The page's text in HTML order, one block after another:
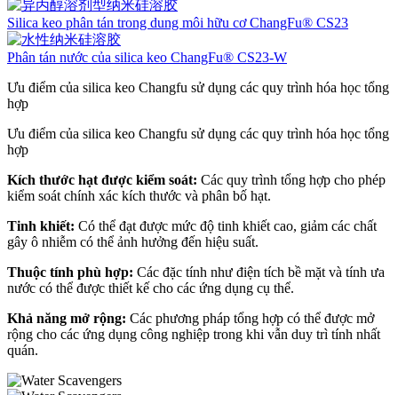
Silica keo phân tán trong dung môi hữu cơ ChangFu® CS23
Phân tán nước của silica keo ChangFu® CS23-W
Ưu điểm của silica keo Changfu sử dụng các quy trình hóa học tổng
hợp
Ưu điểm của silica keo Changfu sử dụng các quy trình hóa học tổng
hợp
Kích thước hạt được kiểm soát: Các quy trình tổng hợp cho phép
kiểm soát chính xác kích thước và phân bố hạt.
Tinh khiết: Có thể đạt được mức độ tinh khiết cao, giảm các chất
gây ô nhiễm có thể ảnh hưởng đến hiệu suất.
Thuộc tính phù hợp: Các đặc tính như điện tích bề mặt và tính ưa
nước có thể được thiết kế cho các ứng dụng cụ thể.
Khả năng mở rộng: Các phương pháp tổng hợp có thể được mở
rộng cho các ứng dụng công nghiệp trong khi vẫn duy trì tính nhất
quán.